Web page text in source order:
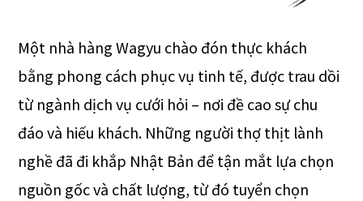
Một nhà hàng Wagyu chào đón thực khách
bằng phong cách phục vụ tinh tế, được trau dồi
từ ngành dịch vụ cưới hỏi – nơi đề cao sự chu
đáo và hiếu khách. Những người thợ thịt lành
nghề đã đi khắp Nhật Bản để tận mắt lựa chọn
nguồn gốc và chất lượng, từ đó tuyển chọn